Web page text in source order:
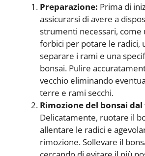
Preparazione: Prima di
assicurarsi di avere a
strumenti necessari, come
forbici per potare le radici,
separare i rami e una
bonsai. Pulire
vecchio eliminando
terre e rami secchi.
Rimozione del bonsai dal
Delicatamente, ruotare il
allentare le radici e
rimozione. Sollevare il